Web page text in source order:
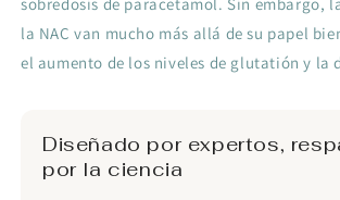
la NAC van mucho más allá de su papel
el aumento de los niveles de glutatión y la
Diseñado por expertos,
por la ciencia